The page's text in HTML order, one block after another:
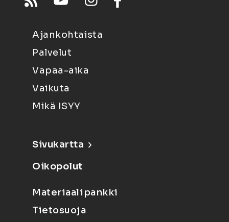
Ajankohtaista
Palvelut
Vapaa-aika
Vaikuta
Mikä ISYY
Sivukartta
Oikopolut
Materiaalipankki
Tietosuoja